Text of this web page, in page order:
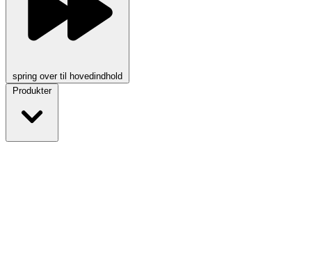
spring over til hovedindhold
Produkter